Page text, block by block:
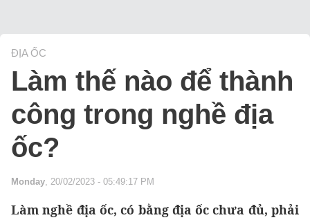
ĐỊA ỐC
Làm thế nào để thành
công trong nghề địa
ốc?
Monday, 20/02/2023 - 05:49:17 PM
Làm nghề địa ốc, có bằng địa ốc chưa đủ, phải